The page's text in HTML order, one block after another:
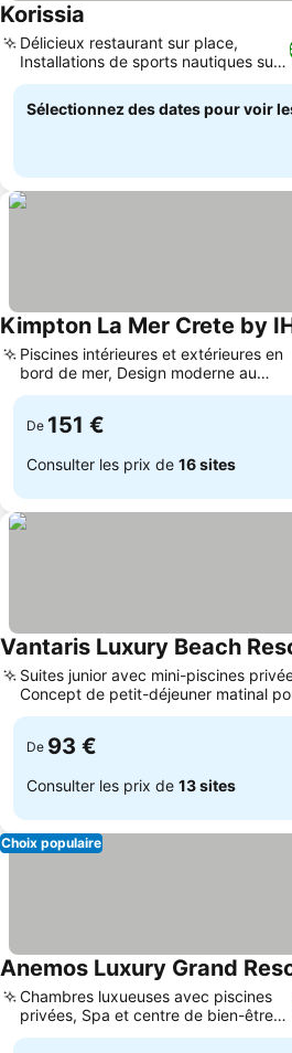
Korissia
Délicieux restaurant sur place,
Installations de sports nautiques sur
place
Sélectionnez des dates pour voir
Kimpton La Mer Crete by
Piscines intérieures et extérieures en
bord de mer, Design moderne au
charme crétois
De 151 €
Consulter les prix de 16 sites
Vantaris Luxury Beach
Suites junior avec mini-piscines
Concept de petit-déjeuner matinal
voyageurs
De 93 €
Consulter les prix de 13 sites
Choix populaire
Anemos Luxury Grand
Chambres luxueuses avec piscines
privées, Spa et centre de bien-être
sereins